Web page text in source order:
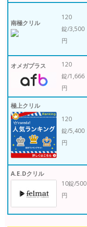
南極クリル
120
錠/3,500
円
オメガプラス
120
錠/1,666
円
極上クリル
120
錠/5,400
円
A.E.Dクリル
10錠/500
円